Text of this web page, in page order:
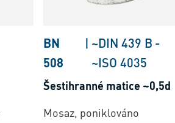
BN
508
| ~DIN 439 B -
~ISO 4035
Šestihranné matice ~0,5d
Mosaz, poniklováno